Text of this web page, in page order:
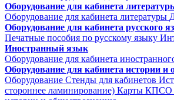
Оборудование для кабинета
Оборудование для кабинета литературы
Оборудование для кабинета русского
Печатные пособия по русскому языку
Иностранный язык
Оборудование для кабинета
Оборудование для кабинета истории и
Оборудование Стенды для кабинетов
стороннее ламинирование) Карты КПСО